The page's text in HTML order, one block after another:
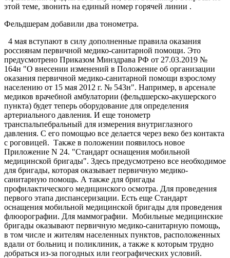
этой теме, звонить на единый номер горячей линии .
Фельдшерам добавили два тонометра.
4 мая вступают в силу дополненные правила оказания
россиянам первичной медико-санитарной помощи. Это
предусмотрено Приказом Минздрава РФ от 27.03.2019 №
164н "О внесении изменений в Положение об организации
оказания первичной медико-санитарной помощи взрослому
населению от 15 мая 2012 г. № 543н". Например, в арсенале
медиков врачебной амбулатории (фельдшерско-акушерского
пункта) будет теперь оборудование для определения
артериального давления. И еще тонометр
транспальпебральный для измерения внутриглазного
давления. С его помощью все делается через веко без контакта
с роговицей. Также в положении появилось новое
Приложение N 24. "Стандарт оснащения мобильной
медицинской бригады". Здесь предусмотрено все необходимое
для бригады, которая оказывает первичную медико-
санитарную помощь. А также для бригады
профилактического медицинского осмотра. Для проведения
первого этапа диспансеризации. Есть еще Стандарт
оснащения мобильной медицинской бригады для проведения
флюорографии. Для маммографии. Мобильные медицинские
бригады оказывают первичную медико-санитарную помощь,
в том числе и жителям населенных пунктов, расположенных
вдали от больниц и поликлиник, а также к которым трудно
добраться из-за погодных или географических условий.